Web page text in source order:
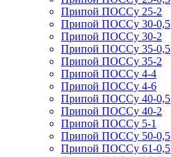
Припой ПОССу 25-2
Припой ПОССу 30-0,5
Припой ПОССу 30-2
Припой ПОССу 35-0,5
Припой ПОССу 35-2
Припой ПОССу 4-4
Припой ПОССу 4-6
Припой ПОССу 40-0,5
Припой ПОССу 40-2
Припой ПОССу 5-1
Припой ПОССу 50-0,5
Припой ПОССу 61-0,5